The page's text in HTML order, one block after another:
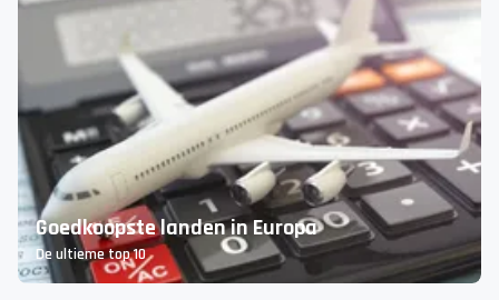
Waar ligt Noord-Macedonië?
Lees meer over Noord-Macedonië